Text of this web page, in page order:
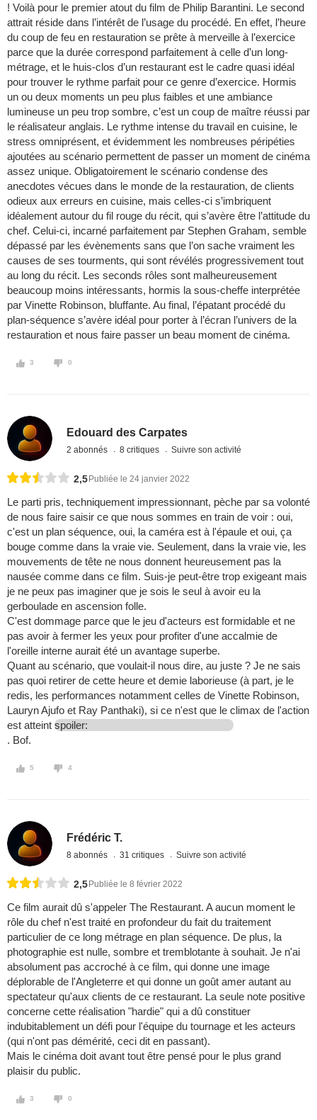
! Voilà pour le premier atout du film de Philip Barantini. Le second
attrait réside dans l’intérêt de l’usage du procédé. En effet, l’heure
du coup de feu en restauration se prête à merveille à l’exercice
parce que la durée correspond parfaitement à celle d’un long-
métrage, et le huis-clos d’un restaurant est le cadre quasi idéal
pour trouver le rythme parfait pour ce genre d’exercice. Hormis
un ou deux moments un peu plus faibles et une ambiance
lumineuse un peu trop sombre, c’est un coup de maître réussi par
le réalisateur anglais. Le rythme intense du travail en cuisine, le
stress omniprésent, et évidemment les nombreuses péripéties
ajoutées au scénario permettent de passer un moment de cinéma
assez unique. Obligatoirement le scénario condense des
anecdotes vécues dans le monde de la restauration, de clients
odieux aux erreurs en cuisine, mais celles-ci s’imbriquent
idéalement autour du fil rouge du récit, qui s’avère être l’attitude du
chef. Celui-ci, incarné parfaitement par Stephen Graham, semble
dépassé par les évènements sans que l’on sache vraiment les
causes de ses tourments, qui sont révélés progressivement tout
au long du récit. Les seconds rôles sont malheureusement
beaucoup moins intéressants, hormis la sous-cheffe interprétée
par Vinette Robinson, bluffante. Au final, l’épatant procédé du
plan-séquence s’avère idéal pour porter à l’écran l’univers de la
restauration et nous faire passer un beau moment de cinéma.
3 0
Edouard des Carpates
2 abonnés 8 critiques Suivre son activité
2,5 Publiée le 24 janvier 2022
Le parti pris, techniquement impressionnant, pèche par sa volonté
de nous faire saisir ce que nous sommes en train de voir : oui,
c'est un plan séquence, oui, la caméra est à l'épaule et oui, ça
bouge comme dans la vraie vie. Seulement, dans la vraie vie, les
mouvements de tête ne nous donnent heureusement pas la
nausée comme dans ce film. Suis-je peut-être trop exigeant mais
je ne peux pas imaginer que je sois le seul à avoir eu la
gerboulade en ascension folle.
C'est dommage parce que le jeu d'acteurs est formidable et ne
pas avoir à fermer les yeux pour profiter d'une accalmie de
l'oreille interne aurait été un avantage superbe.
Quant au scénario, que voulait-il nous dire, au juste ? Je ne sais
pas quoi retirer de cette heure et demie laborieuse (à part, je le
redis, les performances notamment celles de Vinette Robinson,
Lauryn Ajufo et Ray Panthaki), si ce n'est que le climax de l'action
est atteint spoiler:
. Bof.
5 4
Frédéric T.
8 abonnés 31 critiques Suivre son activité
2,5 Publiée le 8 février 2022
Ce film aurait dû s'appeler The Restaurant. A aucun moment le
rôle du chef n'est traité en profondeur du fait du traitement
particulier de ce long métrage en plan séquence. De plus, la
photographie est nulle, sombre et tremblotante à souhait. Je n'ai
absolument pas accroché à ce film, qui donne une image
déplorable de l'Angleterre et qui donne un goût amer autant au
spectateur qu'aux clients de ce restaurant. La seule note positive
concerne cette réalisation "hardie" qui a dû constituer
indubitablement un défi pour l'équipe du tournage et les acteurs
(qui n'ont pas démérité, ceci dit en passant).
Mais le cinéma doit avant tout être pensé pour le plus grand
plaisir du public.
3 0